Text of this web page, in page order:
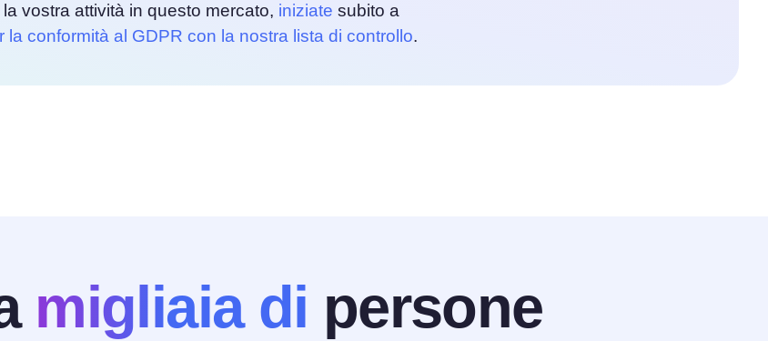
vostra attività in questo mercato, iniziate subito a
la conformità al GDPR con la nostra lista di controllo.
migliaia di persone